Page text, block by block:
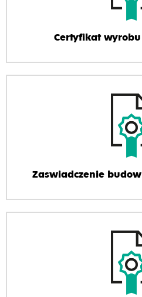
Certyfikat wyrobu
Zaswiadczenie